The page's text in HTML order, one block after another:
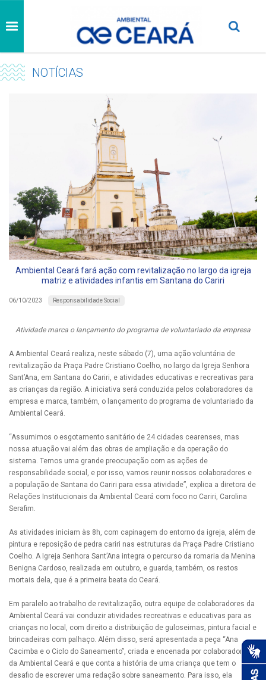
NOTÍCIAS
Ambiental Ceará fará ação com revitalização no largo da igreja
matriz e atividades infantis em Santana do Cariri
06/10/2023 Responsabilidade Social
Atividade marca o lançamento do programa de voluntariado da empresa
A Ambiental Ceará realiza, neste sábado (7), uma ação voluntária de
revitalização da Praça Padre Cristiano Coelho, no largo da Igreja Senhora
Sant’Ana, em Santana do Cariri, e atividades educativas e recreativas para
as crianças da região. A iniciativa será conduzida pelos colaboradores da
empresa e marca, também, o lançamento do programa de voluntariado da
Ambiental Ceará.
“Assumimos o esgotamento sanitário de 24 cidades cearenses, mas
nossa atuação vai além das obras de ampliação e da operação do
sistema. Temos uma grande preocupação com as ações de
responsabilidade social, e por isso, vamos reunir nossos colaboradores e
a população de Santana do Cariri para essa atividade”, explica a diretora de
Relações Institucionais da Ambiental Ceará com foco no Cariri, Carolina
Serafim.
As atividades iniciam às 8h, com capinagem do entorno da igreja, além de
pintura e reposição de pedra cariri nas estruturas da Praça Padre Cristiano
Coelho. A Igreja Senhora Sant’Ana integra o percurso da romaria da Menina
Benigna Cardoso, realizada em outubro, e guarda, também, os restos
mortais dela, que é a primeira beata do Ceará.
Em paralelo ao trabalho de revitalização, outra equipe de colaboradores da
Ambiental Ceará vai conduzir atividades recreativas e educativas para as
crianças no local, com direito a distribuição de guloseimas, pintura facial e
brincadeiras com palhaço. Além disso, será apresentada a peça “Ana
Cacimba e o Ciclo do Saneamento”, criada e encenada por colaboradores
da Ambiental Ceará e que conta a história de uma criança que tem o
desafio de escrever uma redação sobre saneamento. Para isso, ela